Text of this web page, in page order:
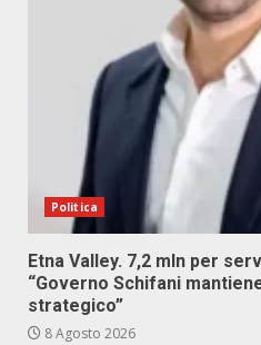
Politica
Etna Valley. 7,2 mln per
“Governo Schifani
strategico”
8 Agosto 2026